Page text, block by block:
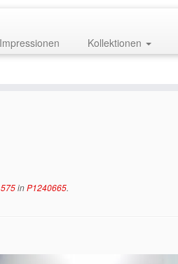
Impressionen Kollektionen
inP1240665.